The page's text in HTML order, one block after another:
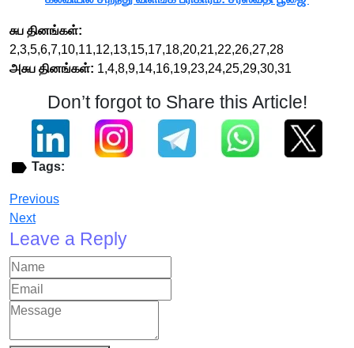
சுப தினங்கள்:
2,3,5,6,7,10,11,12,13,15,17,18,20,21,22,26,27,28
அசுப தினங்கள்: 1,4,8,9,14,16,19,23,24,25,29,30,31
Don’t forgot to Share this Article!
Tags:
Previous
Next
Leave a Reply